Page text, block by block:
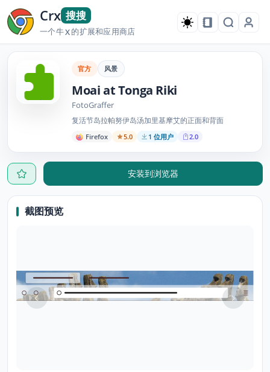
Crx 搜搜
一个牛X的扩展和应用商店
官方 风景
Moai at Tonga Riki
FotoGraffer
复活节岛拉帕努伊岛汤加里基摩艾的正面和背面
Firefox 5.0 1 位用户 2.0
安装到浏览器
截图预览